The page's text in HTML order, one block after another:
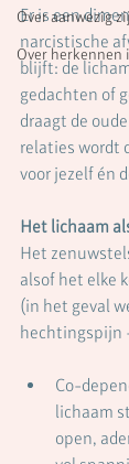
Over aanwezig
Over herkennen
Er is een
narcistische
blijft: de
gedachten of
draagt de
relaties wordt
voor jezelf én
Het lichaam
Het
alsof het elke
(in het geval
hechtingspijn
Co-
lichaam
open,